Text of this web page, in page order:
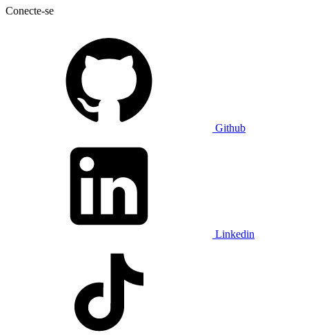
Conecte-se
Github
Linkedin